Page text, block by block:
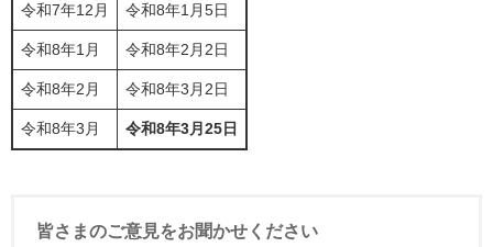
令和7年12月 令和8年1月5日
令和8年1月 令和8年2月2日
令和8年2月 令和8年3月2日
令和8年3月 令和8年3月25日
皆さまのご意見をお聞かせください